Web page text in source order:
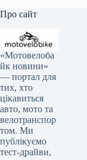
Про сайт
«Мотовелоба
йк новини»
— портал для
тих, хто
цікавиться
авто, мото та
велотранспор
том. Ми
публікуємо
тест-драйви,